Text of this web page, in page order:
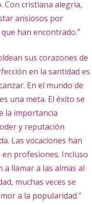
Con cristiana alegría,
ansiosos por
han encontrado.”
sus corazones de
en la santidad es
En el mundo de
una meta. El éxito se
la importancia
y reputación
Las vocaciones han
profesiones. Incluso
a llamar a las almas al
muchas veces se
a la popularidad.”